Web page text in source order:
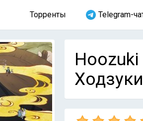
Торренты Telegram-